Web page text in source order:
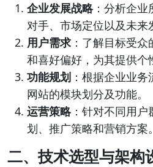
企业发展战略 ：分析企
对手、市场定位以及未来
用户需求 ：了解目标受
和喜好偏好，为其提供个
功能规划 ：根据企业业
网站的模块划分及功能。
运营策略 ：针对不同用
划、推广策略和营销方案。
二、技术选型与架构